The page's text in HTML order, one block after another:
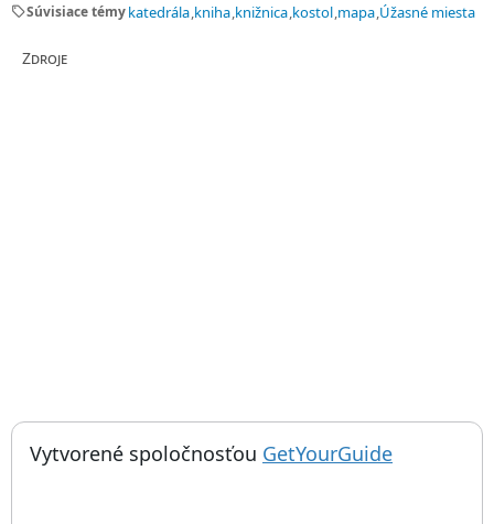
sellSúvisiace témykatedrála kniha knižnica kostol mapa Úžasné miesta
Zdroje
Things to do near Knihy v reťaziach v Herefordskej
Vytvorené spoločnosťou GetYourGuide; otvorí sa